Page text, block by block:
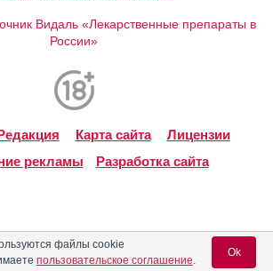
Видаль «Лекарственные препараты в
России»
Карта сайта
Лицензии
рекламы
Разработка сайта
файлы cookie
пользовательское соглашение.
Ok